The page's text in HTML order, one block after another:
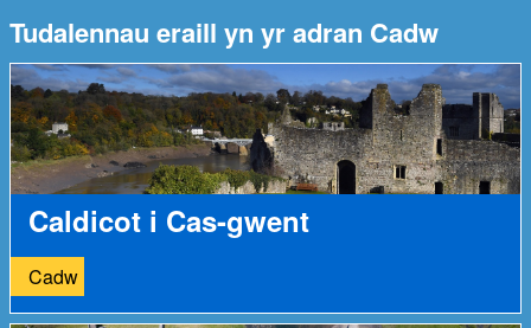
Tudalennau eraill yn yr adran Cadw
Caldicot i Cas-gwent
Cadw